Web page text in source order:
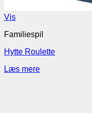
Vis
Familiespil
Hytte Roulette
Læs mere